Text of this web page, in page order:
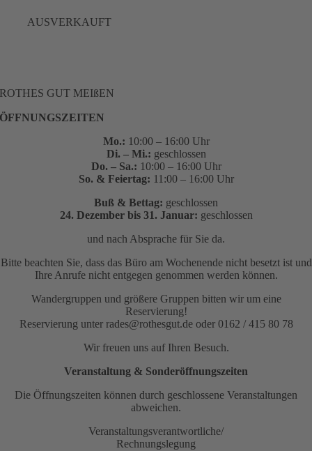
AUSVERKAUFT
ROTHES GUT MEIßEN
ÖFFNUNGSZEITEN
Mo.: 10:00 – 16:00 Uhr
Di. – Mi.: geschlossen
Do. – Sa.: 10:00 – 16:00 Uhr
So. & Feiertag: 11:00 – 16:00 Uhr
Buß & Bettag: geschlossen
24. Dezember bis 31. Januar: geschlossen
und nach Absprache für Sie da.
Bitte beachten Sie, dass das Büro am Wochenende nicht besetzt ist und
Ihre Anrufe nicht entgegen genommen werden können.
Wandergruppen und größere Gruppen bitten wir um eine
Reservierung!
Reservierung unter rades@rothesgut.de oder 0162 / 415 80 78
Wir freuen uns auf Ihren Besuch.
Veranstaltung & Sonderöffnungszeiten
Die Öffnungszeiten können durch geschlossene Veranstaltungen
abweichen.
Veranstaltungsverantwortliche/
Rechnungslegung